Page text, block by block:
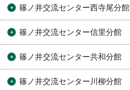
篠ノ井交流センター西寺尾分館
篠ノ井交流センター信里分館
篠ノ井交流センター共和分館
篠ノ井交流センター川柳分館